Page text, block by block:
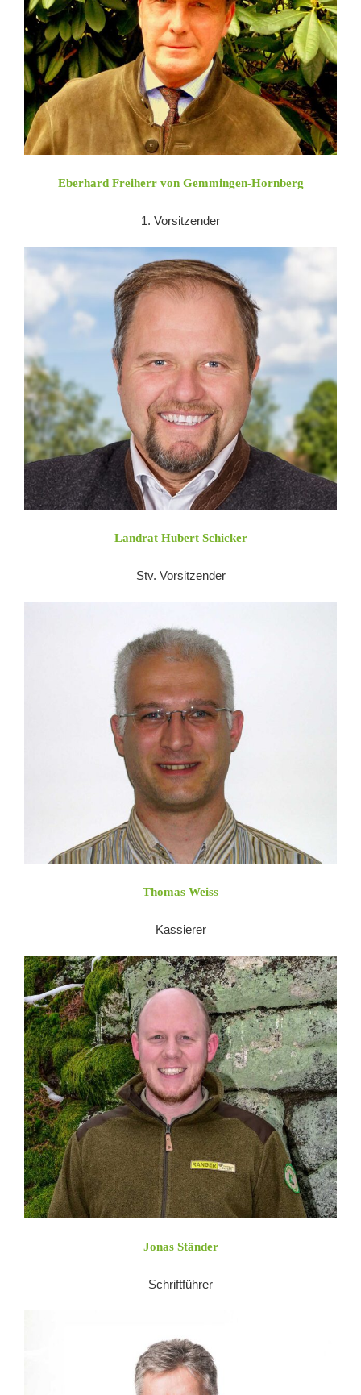
Eberhard Freiherr von Gemmingen-Hornberg
1. Vorsitzender
Landrat Hubert Schicker
Stv. Vorsitzender
Thomas Weiss
Kassierer
Jonas Ständer
Schriftführer